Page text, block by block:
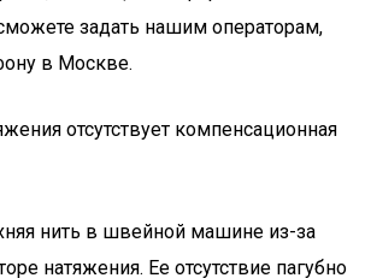
задать нашим операторам,
в Москве.
отсутствует компенсационная
нить в швейной машине из-за
натяжения. Ее отсутствие пагубно